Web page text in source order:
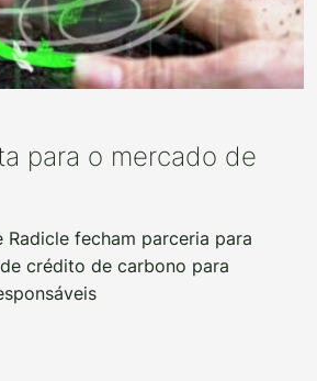
para o mercado de
fecham parceria para
crédito de carbono para